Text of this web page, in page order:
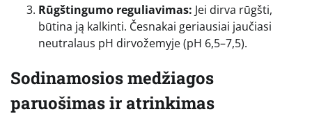
Rūgštingumo reguliavimas: Jei dirva rūgšti,
būtina ją kalkinti. Česnakai geriausiai jaučiasi
neutralaus pH dirvožemyje (pH 6,5–7,5).
Sodinamosios medžiagos
paruošimas ir atrinkimas